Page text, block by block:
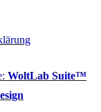
WoltLab Suite™